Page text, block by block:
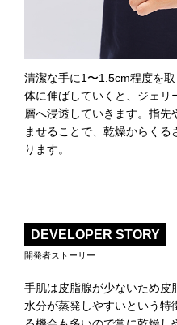
清潔な手に1〜1.5cm程度を
体に伸ばしていくと、ジェリ
層へ浸透していきます。指先
ませることで、乾燥からく
ります。
DEVELOPER STORY
開発者ストーリー
手肌は皮脂腺が少ないため皮
水分が蒸発しやすいという特